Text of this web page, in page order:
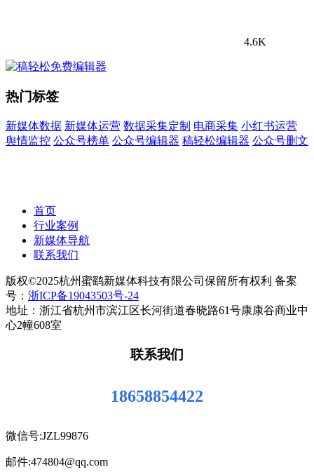
4.6K
热门标签
新媒体数据 新媒体运营 数据采集定制 电商采集 小红书运营
舆情监控 公众号榜单 公众号编辑器 稿轻松编辑器 公众号删文
首页
行业案例
新媒体导航
联系我们
版权©2025杭州蜜鹞新媒体科技有限公司保留所有权利 备案
号： 浙ICP备19043503号-24
地址：浙江省杭州市滨江区长河街道春晓路61号康康谷商业中
心2幢608室
联系我们
18658854422
微信号:JZL99876
邮件:474804@qq.com